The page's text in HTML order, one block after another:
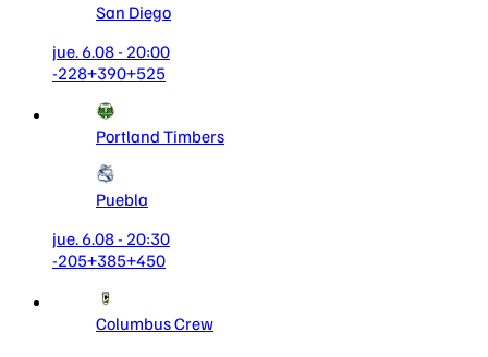
San Diego
jue. 6.08 - 20:00
-228+390+525
Portland Timbers
Puebla
jue. 6.08 - 20:30
-205+385+450
Columbus Crew